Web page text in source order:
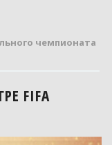
чемпионата
FIFA